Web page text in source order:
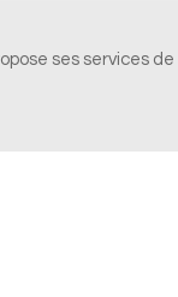
ses services de